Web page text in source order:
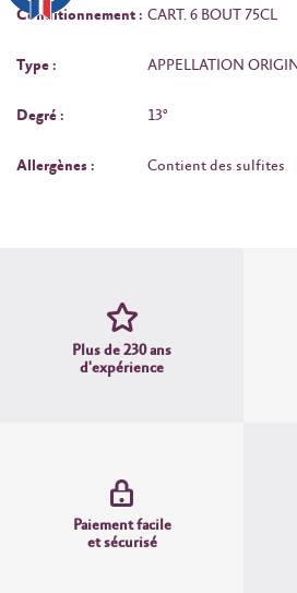
Conditionnement : CART. 6 BOUT 75CL
Type : APPELLATION
Degré : 13°
Allergènes : Contient des sulfites
Plus de 230 ans
d'expérience
Paiement facile
et sécurisé